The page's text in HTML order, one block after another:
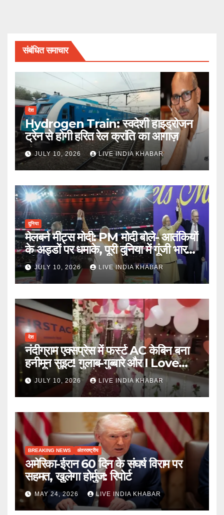
संबंधित समाचार
देश
Hydrogen Train: स्वदेशी हाइड्रोजन
ट्रेन से होगी हरित रेल क्रांति का आगाज़
JULY 10, 2026 LIVE INDIA KHABAR
दुनिया
मेलबर्न मीट्स मोदी: PM मोदी बोले- आतंकियों
के अड्डों पर धमाके, पूरी दुनिया में गूंजी भारत
की ताकत
JULY 10, 2026 LIVE INDIA KHABAR
देश
नंदीग्राम एक्सप्रेस में फर्स्ट AC केबिन बना
हनीमून सुइट! गुलाब-गुब्बारे और I Love
You, TTE सस्पेंड
JULY 10, 2026 LIVE INDIA KHABAR
BREAKING NEWS अंतरराष्ट्रीय
अमेरिका-ईरान 60 दिन के संघर्ष विराम पर
सहमत, खुलेगा होर्मुज: रिपोर्ट
MAY 24, 2026 LIVE INDIA KHABAR